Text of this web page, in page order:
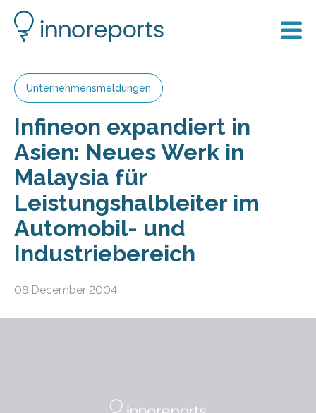
Unternehmensmeldungen
Infineon expandiert in
Asien: Neues Werk in
Malaysia für
Leistungshalbleiter im
Automobil- und
Industriebereich
08 December 2004